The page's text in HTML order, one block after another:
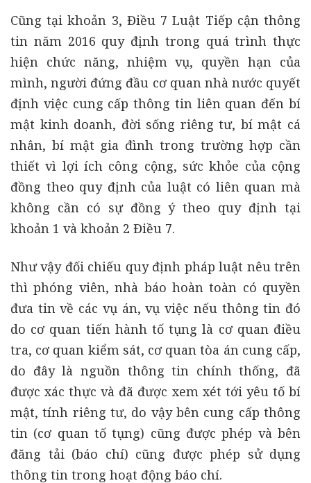
Cũng tại khoản 3, Điều 7 Luật Tiếp cận thông
tin năm 2016 quy định trong quá trình thực
hiện chức năng, nhiệm vụ, quyền hạn của
mình, người đứng đầu cơ quan nhà nước quyết
định việc cung cấp thông tin liên quan đến bí
mật kinh doanh, đời sống riêng tư, bí mật cá
nhân, bí mật gia đình trong trường hợp cần
thiết vì lợi ích công cộng, sức khỏe của cộng
đồng theo quy định của luật có liên quan mà
không cần có sự đồng ý theo quy định tại
khoản 1 và khoản 2 Điều 7.
Như vậy đối chiếu quy định pháp luật nêu trên
thì phóng viên, nhà báo hoàn toàn có quyền
đưa tin về các vụ án, vụ việc nếu thông tin đó
do cơ quan tiến hành tố tụng là cơ quan điều
tra, cơ quan kiểm sát, cơ quan tòa án cung cấp,
do đây là nguồn thông tin chính thống, đã
được xác thực và đã được xem xét tới yêu tố bí
mật, tính riêng tư, do vậy bên cung cấp thông
tin (cơ quan tố tụng) cũng được phép và bên
đăng tải (báo chí) cũng được phép sử dụng
thông tin trong hoạt động báo chí.